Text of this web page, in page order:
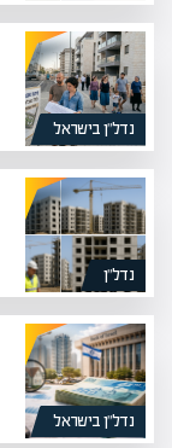
נדל”ן בישראל
נדל”ן
נדל”ן בישראל